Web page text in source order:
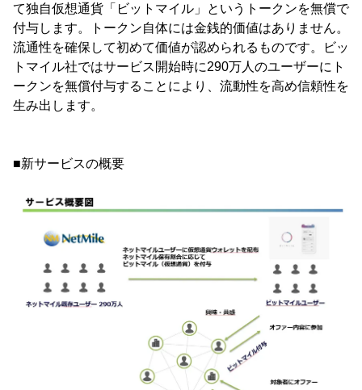
て独自仮想通貨「ビットマイル」というトークンを無償で
付与します。トークン自体には金銭的価値はありません。
流通性を確保して初めて価値が認められるものです。ビッ
トマイル社ではサービス開始時に290万人のユーザーにト
ークンを無償付与することにより、流動性を高め信頼性を
生み出します。
■新サービスの概要